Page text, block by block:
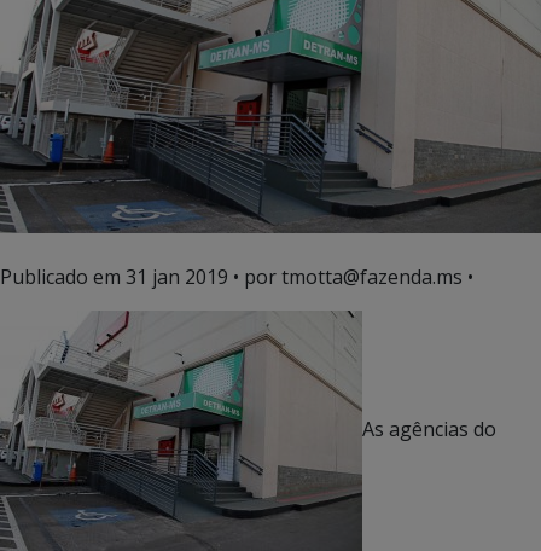
Publicado em 31 jan 2019 • por tmotta@fazenda.ms •
As agências do